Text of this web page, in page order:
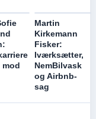
mod
Martin
Kirkemann
Fisker:
Iværksætter,
NemBilvask
og Airbnb-
sag